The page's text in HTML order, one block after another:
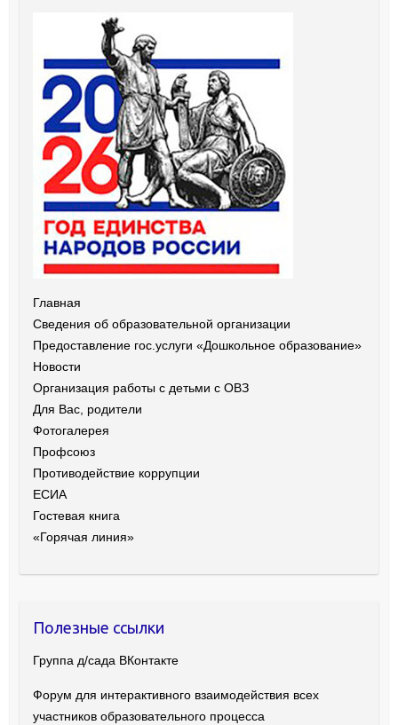
Главная
Сведения об образовательной организации
Предоставление гос.услуги «Дошкольное образование»
Новости
Организация работы с детьми с ОВЗ
Для Вас, родители
Фотогалерея
Профсоюз
Противодействие коррупции
ЕСИА
Гостевая книга
«Горячая линия»
Полезные ссылки
Группа д/сада ВКонтакте
Форум для интерактивного взаимодействия всех
участников образовательного процесса